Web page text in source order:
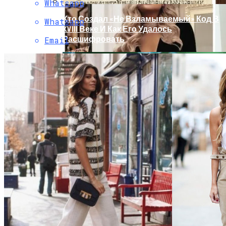
Раскрась Свой Год: Какой Цвет
Принесет Тебе Успех В 2026 Году По
Знаку Зодиака
Кто Создал «не Взламываемый» Код В
XVIII Веке И Как Его Удалось
Расшифровать
Whatsapp
Whatsapp
Email